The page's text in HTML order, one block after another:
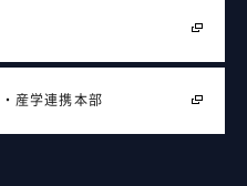
産学連携本部